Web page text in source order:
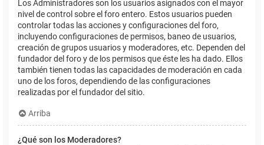
Los Administradores son los usuarios asignados con el mayor
nivel de control sobre el foro entero. Estos usuarios pueden
controlar todas las acciones y configuraciones del foro,
incluyendo configuraciones de permisos, baneo de usuarios,
creación de grupos usuarios y moderadores, etc. Dependen del
fundador del foro y de los permisos que éste les ha dado. Ellos
también tienen todas las capacidades de moderación en cada
uno de los foros, dependiendo de las configuraciones
realizadas por el fundador del sitio.
Arriba
¿Qué son los Moderadores?